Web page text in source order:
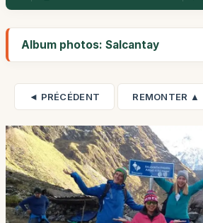
Album photos: Salcantay
◄ PRÉCÉDENT REMONTER ▲